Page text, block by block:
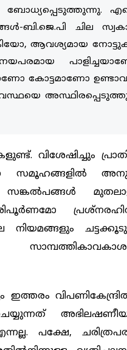
ബോധ്യപ്പെടുത്തുന്നു.
ബി.ജെ.പി ചില
ആവശ്യമായ
കോട്ടമാണോ
വിശേഷിച്ചും
സമൂഹങ്ങളില്‍
സങ്കല്‍പങ്ങള്‍
നിയമങ്ങളും
പക്ഷേ,